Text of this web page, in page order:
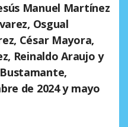
Manuel Martínez
Osgual
César Mayora,
Reinaldo Araujo y
de 2024 y mayo